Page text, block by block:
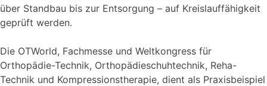
über Standbau bis zur Entsorgung – auf Kreislauffähigkeit
geprüft werden.
Die OTWorld, Fachmesse und Weltkongress für
Orthopädie-Technik, Orthopädieschuhtechnik, Reha-
Technik und Kompressionstherapie, dient als Praxisbeispiel